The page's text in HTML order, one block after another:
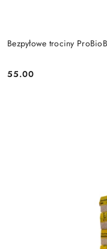
Bezpyłowe trociny
Cena:
55.00